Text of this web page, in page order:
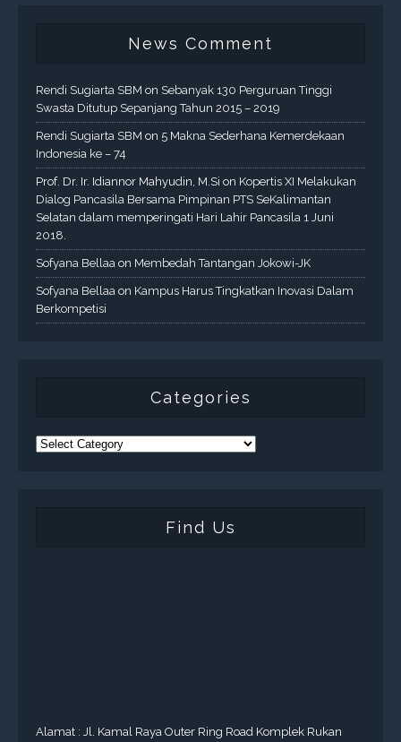
News Comment
Rendi Sugiarta SBM on Sebanyak 130 Perguruan Tinggi
Swasta Ditutup Sepanjang Tahun 2015 – 2019
Rendi Sugiarta SBM on 5 Makna Sederhana Kemerdekaan
Indonesia ke – 74
Prof. Dr. Ir. Idiannor Mahyudin, M.Si on Kopertis XI Melakukan
Dialog Pancasila Bersama Pimpinan PTS SeKalimantan
Selatan dalam memperingati Hari Lahir Pancasila 1 Juni
2018.
Sofyana Bellaa on Membedah Tantangan Jokowi-JK
Sofyana Bellaa on Kampus Harus Tingkatkan Inovasi Dalam
Berkompetisi
Categories
Find Us
Alamat : Jl. Kamal Raya Outer Ring Road Komplek Rukan